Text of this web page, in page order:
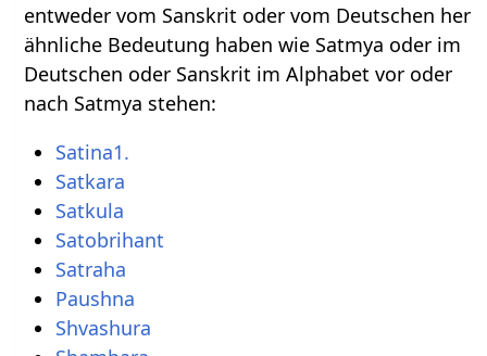
entweder vom Sanskrit oder vom Deutschen her
ähnliche Bedeutung haben wie Satmya oder im
Deutschen oder Sanskrit im Alphabet vor oder
nach Satmya stehen:
Satina1.
Satkara
Satkula
Satobrihant
Satraha
Paushna
Shvashura